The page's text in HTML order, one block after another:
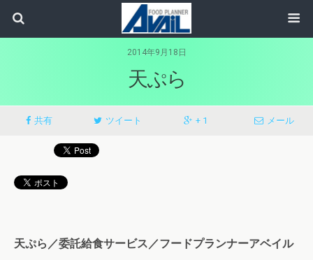
2014年9月18日
天ぷら
共有 ツイート + 1 メール
天ぷら／委託給食サービス／フードプランナーアベイル